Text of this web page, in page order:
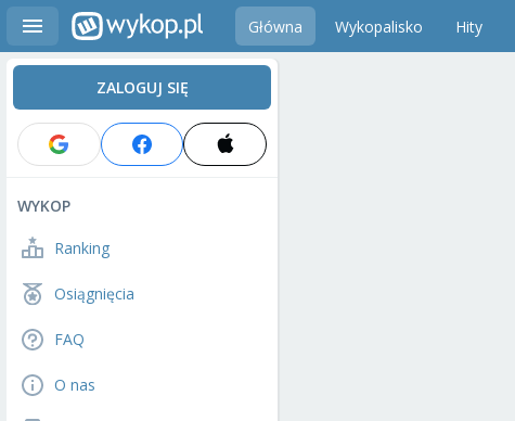
Główna Wykopalisko Hity
ZALOGUJ SIĘ
WYKOP
Ranking
Osiągnięcia
FAQ
O nas